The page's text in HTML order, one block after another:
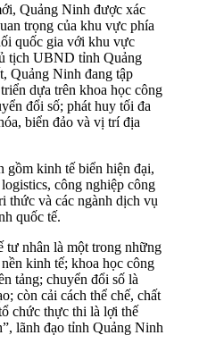
Quảng Ninh được xác
trọng của khu vực phía
quốc gia với khu vực
tịch UBND tỉnh Quảng
Quảng Ninh đang tập
dựa trên khoa học công
đổi số; phát huy tối đa
biển đảo và vị trí địa
gồm kinh tế biển hiện đại,
công nghiệp công
thức và các ngành dịch vụ
quốc tế.
tư nhân là một trong những
kinh tế; khoa học công
tảng; chuyển đổi số là
còn cải cách thể chế, chất
chức thực thi là lợi thế
lãnh đạo tỉnh Quảng Ninh